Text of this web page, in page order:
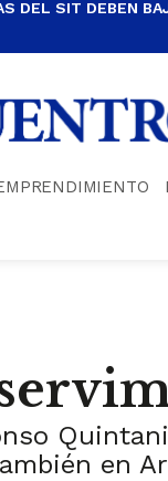
DEL SIT DEBEN
en